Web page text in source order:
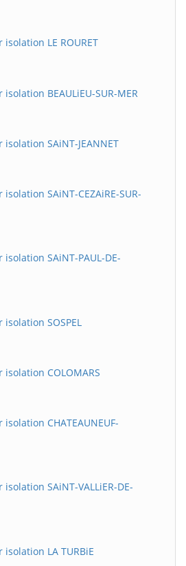
LE ROURET
BEAULiEU-SUR-MER
SAiNT-JEANNET
SAiNT-CEZAiRE-SUR-
SAiNT-PAUL-DE-
SOSPEL
COLOMARS
CHATEAUNEUF-
SAiNT-VALLiER-DE-
LA TURBiE